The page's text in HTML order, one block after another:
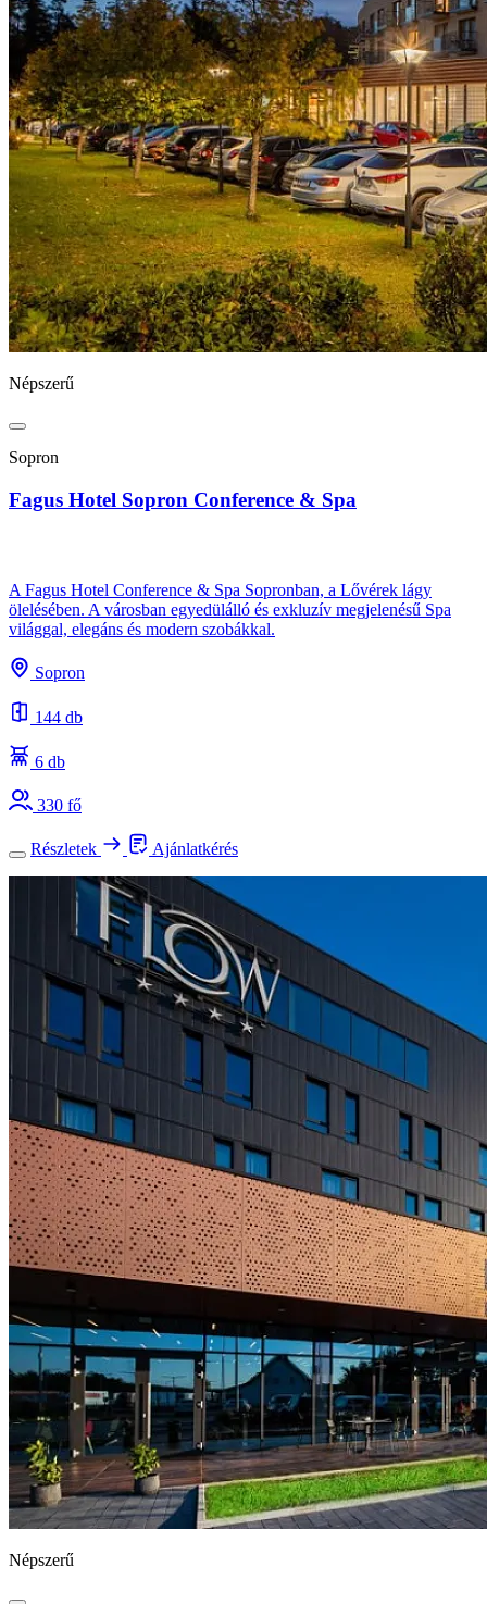
Népszerű
Sopron
Fagus Hotel Sopron Conference & Spa
A Fagus Hotel Conference & Spa Sopronban, a Lővérek lágy
ölelésében. A városban egyedülálló és exkluzív megjelenésű Spa
világgal, elegáns és modern szobákkal.
Sopron
144 db
6 db
330 fő
Részletek Ajánlatkérés
Népszerű